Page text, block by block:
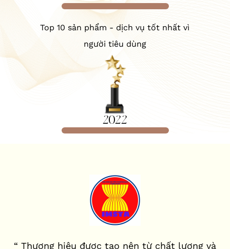
Top 10 sản phẩm - dịch vụ tốt nhất vì
người tiêu dùng
2022
“ Thương hiệu được tạo nên từ chất lượng và